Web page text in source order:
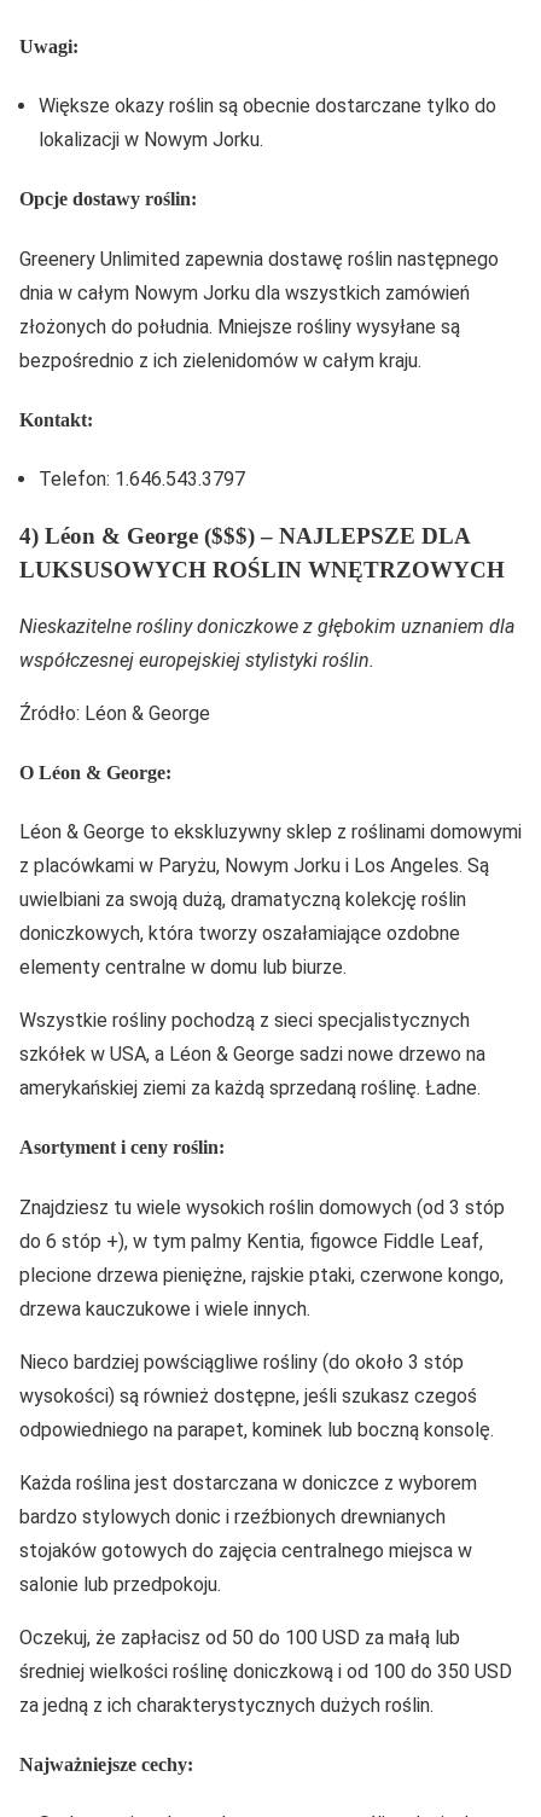
Uwagi:
Większe okazy roślin są obecnie dostarczane tylko do
lokalizacji w Nowym Jorku.
Opcje dostawy roślin:
Greenery Unlimited zapewnia dostawę roślin następnego
dnia w całym Nowym Jorku dla wszystkich zamówień
złożonych do południa. Mniejsze rośliny wysyłane są
bezpośrednio z ich zielenidomów w całym kraju.
Kontakt:
Telefon: 1.646.543.3797
4) Léon & George ($$$) – NAJLEPSZE DLA
LUKSUSOWYCH ROŚLIN WNĘTRZOWYCH
Nieskazitelne rośliny doniczkowe z głębokim uznaniem dla
współczesnej europejskiej stylistyki roślin.
Źródło: Léon & George
O Léon & George:
Léon & George to ekskluzywny sklep z roślinami domowymi
z placówkami w Paryżu, Nowym Jorku i Los Angeles. Są
uwielbiani za swoją dużą, dramatyczną kolekcję roślin
doniczkowych, która tworzy oszałamiające ozdobne
elementy centralne w domu lub biurze.
Wszystkie rośliny pochodzą z sieci specjalistycznych
szkółek w USA, a Léon & George sadzi nowe drzewo na
amerykańskiej ziemi za każdą sprzedaną roślinę. Ładne.
Asortyment i ceny roślin:
Znajdziesz tu wiele wysokich roślin domowych (od 3 stóp
do 6 stóp +), w tym palmy Kentia, figowce Fiddle Leaf,
plecione drzewa pieniężne, rajskie ptaki, czerwone kongo,
drzewa kauczukowe i wiele innych.
Nieco bardziej powściągliwe rośliny (do około 3 stóp
wysokości) są również dostępne, jeśli szukasz czegoś
odpowiedniego na parapet, kominek lub boczną konsolę.
Każda roślina jest dostarczana w doniczce z wyborem
bardzo stylowych donic i rzeźbionych drewnianych
stojaków gotowych do zajęcia centralnego miejsca w
salonie lub przedpokoju.
Oczekuj, że zapłacisz od 50 do 100 USD za małą lub
średniej wielkości roślinę doniczkową i od 100 do 350 USD
za jedną z ich charakterystycznych dużych roślin.
Najważniejsze cechy: